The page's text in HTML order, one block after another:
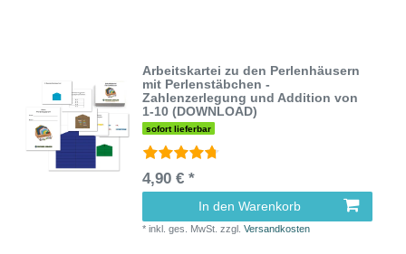
Arbeitskartei zu den Perlenhäusern
mit Perlenstäbchen -
Zahlenzerlegung und Addition von
1-10 (DOWNLOAD)
sofort lieferbar
4,90 € *
In den Warenkorb
*inkl. ges. MwSt. zzgl.Versandkosten